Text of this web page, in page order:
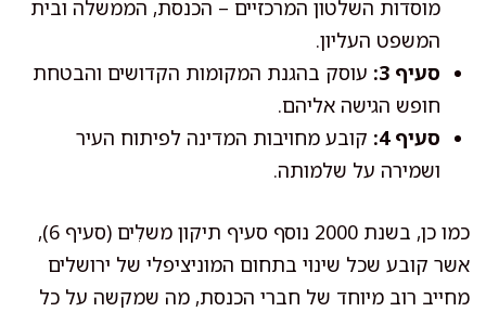
מוסדות השלטון המרכזיים – הכנסת, הממשלה ובית
המשפט העליון.
סעיף 3:
עוסק בהגנת המקומות הקדושים והבטחת
חופש הגישה אליהם.
סעיף 4:
קובע מחויבות המדינה לפיתוח העיר
ושמירה על שלמותה.
כמו כן, בשנת 2000 נוסף סעיף תיקון משלִים (סעיף 6),
אשר קובע שכל שינוי בתחום המוניציפלי של ירושלים
מחייב רוב מיוחד של חברי הכנסת, מה שמקשה על כל